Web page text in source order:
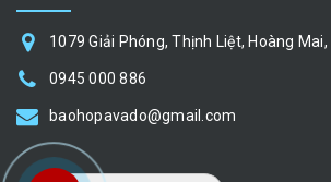
1079 Giải Phóng, Thịnh Liệt, Hoàng Mai,
0945 000 886
baohopavado@gmail.com